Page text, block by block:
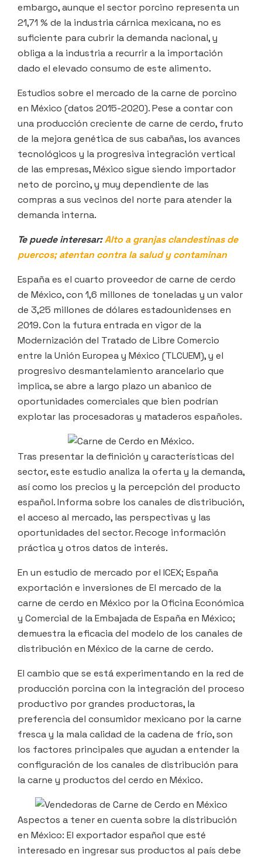
embargo, aunque el sector porcino representa un
21,71 % de la industria cárnica mexicana, no es
suficiente para cubrir la demanda nacional, y
obliga a la industria a recurrir a la importación
dado el elevado consumo de este alimento.
Estudios sobre el mercado de la carne de porcino
en México (datos 2015-2020). Pese a contar con
una producción creciente de carne de cerdo, fruto
de la mejora genética de sus cabañas, los avances
tecnológicos y la progresiva integración vertical
de las empresas, México sigue siendo importador
neto de porcino, y muy dependiente de las
compras a sus vecinos del norte para atender la
demanda interna.
Te puede interesar:Alto a granjas clandestinas de
puercos; atentan contra la salud y contaminan
España es el cuarto proveedor de carne de cerdo
de México, con 1,6 millones de toneladas y un valor
de 3,25 millones de dólares estadounidenses en
2019. Con la futura entrada en vigor de la
Modernización del Tratado de Libre Comercio
entre la Unión Europea y México (TLCUEM), y el
progresivo desmantelamiento arancelario que
implica, se abre a largo plazo un abanico de
oportunidades comerciales que bien podrían
explotar las procesadoras y mataderos españoles.
Tras presentar la definición y características del
sector, este estudio analiza la oferta y la demanda,
así como los precios y la percepción del producto
español. Informa sobre los canales de distribución,
el acceso al mercado, las perspectivas y las
oportunidades del sector. Recoge información
práctica y otros datos de interés.
En un estudio de mercado por el ICEX; España
exportación e inversiones de El mercado de la
carne de cerdo en México por la Oficina Económica
y Comercial de la Embajada de España en México;
demuestra la eficacia del modelo de los canales de
distribución en México de la carne de cerdo.
El cambio que se está experimentando en la red de
producción porcina con la integración del proceso
productivo por grandes productoras, la
preferencia del consumidor mexicano por la carne
fresca y la mala calidad de la cadena de frío, son
los factores principales que ayudan a entender la
configuración de los canales de distribución para
la carne y productos del cerdo en México.
Aspectos a tener en cuenta sobre la distribución
en México: El exportador español que esté
interesado en ingresar sus productos al país debe